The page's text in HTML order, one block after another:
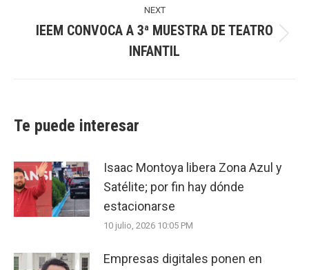
NEXT
post:
IEEM CONVOCA A 3ª MUESTRA DE TEATRO
INFANTIL
Te puede interesar
Isaac Montoya libera Zona Azul y
Satélite; por fin hay dónde
estacionarse
10 julio, 2026 10:05 PM
Empresas digitales ponen en